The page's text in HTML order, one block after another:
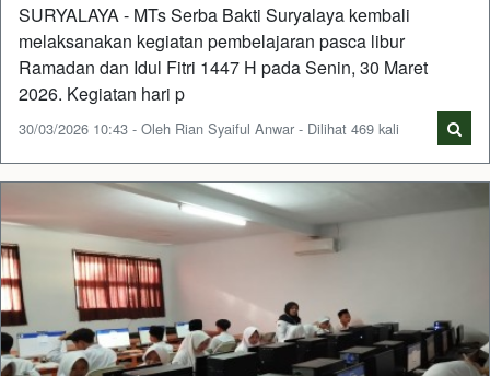
SURYALAYA - MTs Serba Bakti Suryalaya kembali
melaksanakan kegiatan pembelajaran pasca libur
Ramadan dan Idul Fitri 1447 H pada Senin, 30 Maret
2026. Kegiatan hari p
30/03/2026 10:43 - Oleh Rian Syaiful Anwar - Dilihat 469 kali